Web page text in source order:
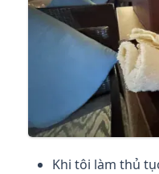
Khi tôi làm thủ